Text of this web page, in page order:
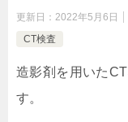
更新日： 2022年5月6日
CT検査
造影剤を用いたCT
す。